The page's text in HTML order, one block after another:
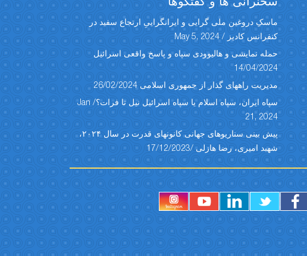
سخنرانی ها و گفتگوها
ماسکِ دروغین ملی گرایی و ایرانگراییِ ارتجاع سفید در
کنفرانس کادیز / May 5, 2024
حمله نمایشی و هالیوودی سپاه و پاسخ واقعی اسرائیل
14/04/2024
مدیریت راههای گذار از جمهوری اسلامی 26/02/2024
سپاه ایران، سپاه اسلام یا سپاه اسرائیل نیل تا فرات؟/ Jan
21, 2024
پیش بینی سناریوهای جهانی کانونهای قدرت در سال ۲۰۲۴،
شهبد امیری، رضا هازلی /17/12/2023